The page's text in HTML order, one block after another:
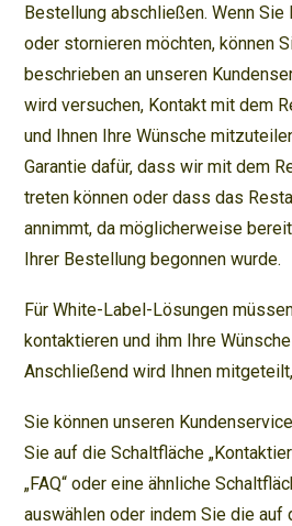
Bestellung abschließen. Wenn Sie
oder stornieren möchten, können
beschrieben an unseren
wird versuchen, Kontakt mit dem
und Ihnen Ihre Wünsche
Garantie dafür, dass wir mit dem
treten können oder dass das
annimmt, da möglicherweise
Ihrer Bestellung begonnen wurde.
Für White-Label-Lösungen
kontaktieren und ihm Ihre
Anschließend wird Ihnen
Sie können unseren
Sie auf die Schaltfläche
„FAQ“ oder eine ähnliche
auswählen oder indem Sie die auf